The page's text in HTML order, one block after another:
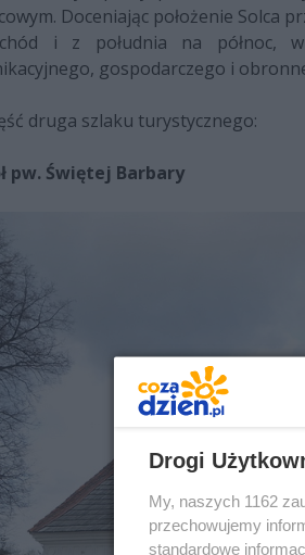
Doceniając położenie Solca
i z południa na północ,
gospodarczego i
druga szlaku turystycznego:
pw. Świętej Barbary
Drogi
My, naszych 1162
przechowujemy
standardowe